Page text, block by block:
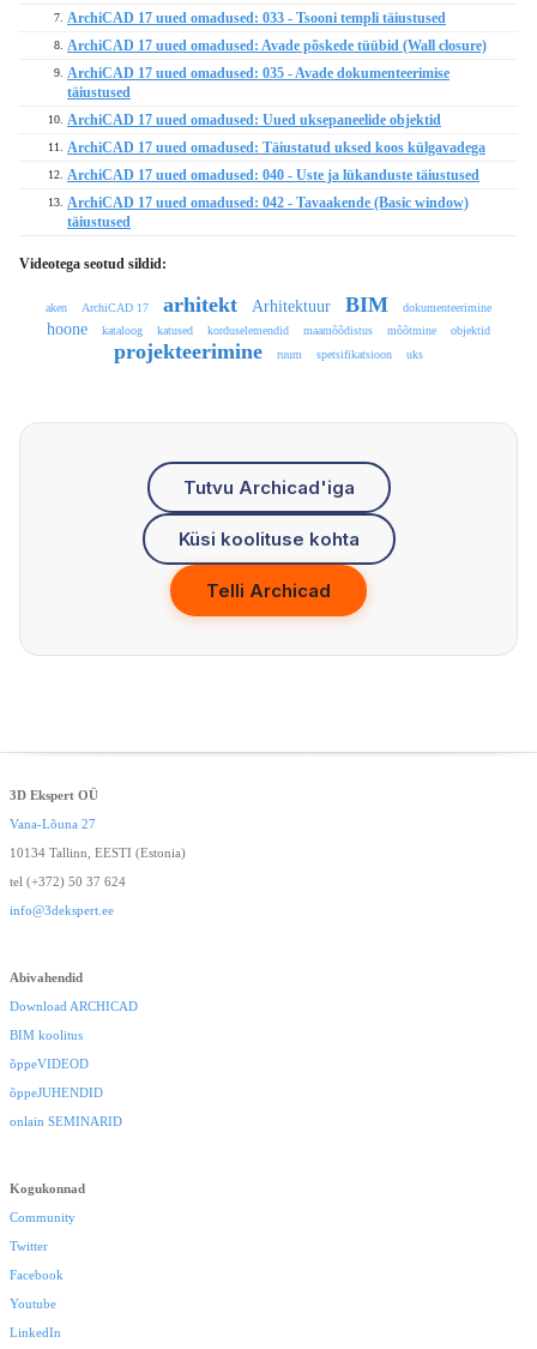
7. ArchiCAD 17 uued omadused: 033 - Tsooni templi täiustused
8. ArchiCAD 17 uued omadused: Avade põskede tüübid (Wall closure)
9.
ArchiCAD 17 uued omadused: 035 - Avade dokumenteerimise
täiustused
10. ArchiCAD 17 uued omadused: Uued uksepaneelide objektid
11. ArchiCAD 17 uued omadused: Täiustatud uksed koos külgavadega
12. ArchiCAD 17 uued omadused: 040 - Uste ja lükanduste täiustused
13.
ArchiCAD 17 uued omadused: 042 - Tavaakende (Basic window)
täiustused
Videotega seotud sildid:
aken ArchiCAD 17 arhitekt Arhitektuur BIM dokumenteerimine
hoone kataloog katused korduselemendid maamõõdistus mõõtmine objektid
projekteerimine ruum spetsifikatsioon uks
Tutvu Archicad'iga
Küsi koolituse kohta
Telli Archicad
3D Ekspert OÜ
Vana-Lõuna 27
10134 Tallinn, EESTI (Estonia)
tel (+372) 50 37 624
info@3dekspert.ee
Abivahendid
Download ARCHICAD
BIM koolitus
õppeVIDEOD
õppeJUHENDID
onlain SEMINARID
Kogukonnad
Community
Twitter
Facebook
Youtube
LinkedIn